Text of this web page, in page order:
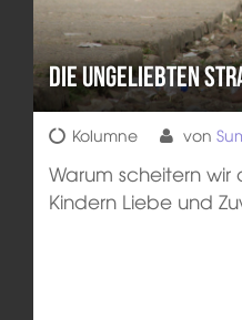
Die ungeliebten
Kolumne von
Warum scheitern
Kindern Liebe und